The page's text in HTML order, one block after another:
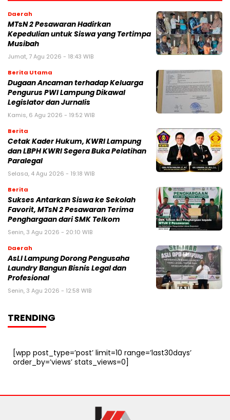
Daerah
MTsN 2 Pesawaran Hadirkan
Kepedulian untuk Siswa yang Tertimpa
Musibah
Jumat, 7 Agu 2026 - 18:43 WIB
Berita Utama
Dugaan Ancaman terhadap Keluarga
Pengurus PWI Lampung Dikawal
Legislator dan Jurnalis
Kamis, 6 Agu 2026 - 19:52 WIB
Berita
Cetak Kader Hukum, KWRI Lampung
dan LBPH KWRI Segera Buka Pelatihan
Paralegal
Selasa, 4 Agu 2026 - 19:18 WIB
Berita
Sukses Antarkan Siswa ke Sekolah
Favorit, MTsN 2 Pesawaran Terima
Penghargaan dari SMK Telkom
Senin, 3 Agu 2026 - 20:10 WIB
Daerah
AsLI Lampung Dorong Pengusaha
Laundry Bangun Bisnis Legal dan
Profesional
Senin, 3 Agu 2026 - 12:58 WIB
TRENDING
[wpp post_type=’post’ limit=10 range=’last30days’
order_by=’views’ stats_views=0]